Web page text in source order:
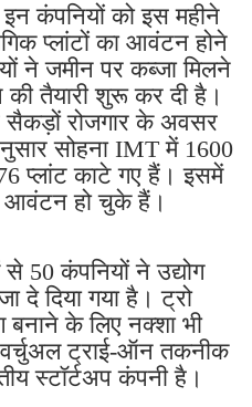
कंपनियों को इस महीने
प्लांटों का आवंटन होने
ने जमीन पर कब्जा मिलने
की तैयारी शुरू कर दी है।
रोजगार के अवसर
सोहना IMT में 1600
प्लांट काटे गए हैं। इसमें
आवंटन हो चुके हैं।
50 कंपनियों ने उद्योग
दे दिया गया है। ट्रो
बनाने के लिए नक्शा भी
ट्राई-ऑन तकनीक
स्टॉर्टअप कंपनी है।